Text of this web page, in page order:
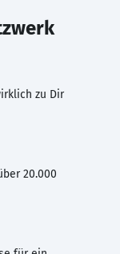
zu Dir
20.000